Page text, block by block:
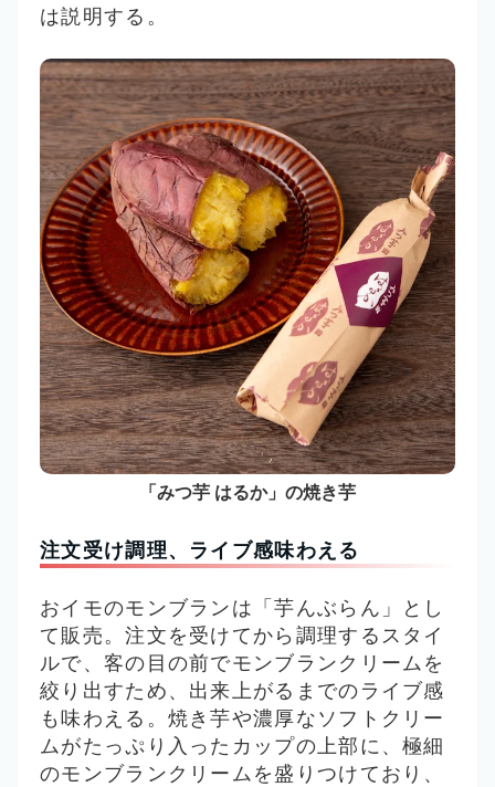
は説明する。
「みつ芋 はるか」の焼き芋
注文受け調理、ライブ感味わえる
おイモのモンブランは「芋んぶらん」とし
て販売。注文を受けてから調理するスタイ
ルで、客の目の前でモンブランクリームを
絞り出すため、出来上がるまでのライブ感
も味わえる。 焼き芋や濃厚なソフトクリー
ムがたっぷり入ったカップの上部に、極細
のモンブランクリームを盛りつけており、